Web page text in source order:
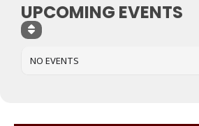
UPCOMING EVENTS
NO EVENTS